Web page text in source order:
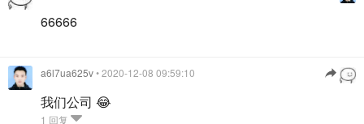
66666
a6l7ua625v• 2020-12-08 09:59:10
我们公司 😂
1 回复